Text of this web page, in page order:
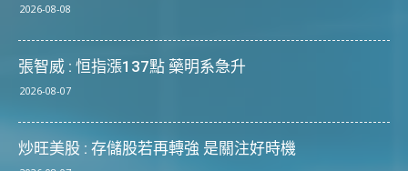
2026-08-08
張智威 : 恒指漲137點 藥明系急升
2026-08-07
炒旺美股 : 存儲股若再轉強 是關注好時機